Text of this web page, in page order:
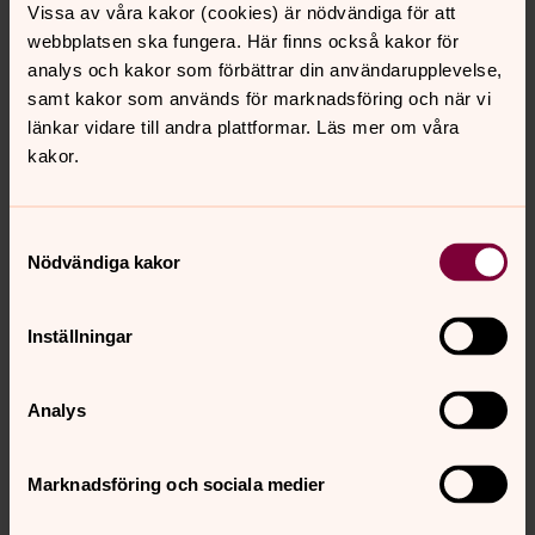
Vissa av våra kakor (cookies) är nödvändiga för att
webbplatsen ska fungera. Här finns också kakor för
analys och kakor som förbättrar din användarupplevelse,
samt kakor som används för marknadsföring och när vi
länkar vidare till andra plattformar. Läs mer om våra
kakor.
Nödvändiga kakor
Inställningar
Analys
Marknadsföring och sociala medier
5 9-14 Konfirmandlördag
6 11 Kyrkogång
23 16.30-18.30 Konfirmandonsdag
April
14, 17 Kyrkogång, Påsk
Maj
26-29 9.00- Läger (mer info kommer)
Juni